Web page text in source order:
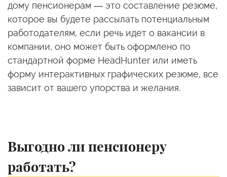
дому пенсионерам — это составление резюме,
которое вы будете рассылать потенциальным
работодателям, если речь идет о вакансии в
компании, оно может быть оформлено по
стандартной форме HeadHunter или иметь
форму интерактивных графических резюме, все
зависит от вашего упорства и желания.
Выгодно ли пенсионеру
работать?